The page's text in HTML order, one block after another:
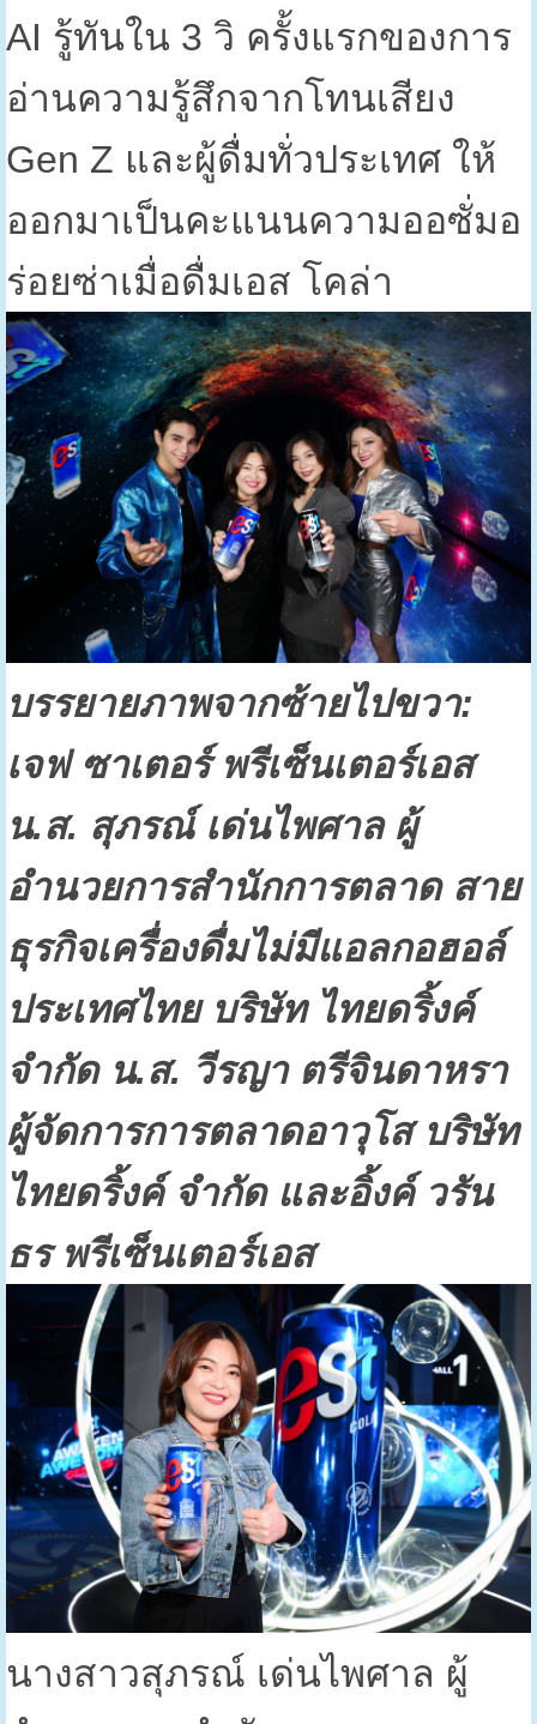
AI รู้ทันใน 3 วิ ครั้งแรกของการ
อ่านความรู้สึกจากโทนเสียง
Gen Z และผู้ดื่มทั่วประเทศ ให้
ออกมาเป็นคะแนนความออซั่มอ
ร่อยซ่าเมื่อดื่มเอส โคล่า
บรรยายภาพจากซ้ายไปขวา:
เจฟ ซาเตอร์ พรีเซ็นเตอร์เอส
น.ส. สุภรณ์ เด่นไพศาล ผู้
อำนวยการสำนักการตลาด สาย
ธุรกิจเครื่องดื่มไม่มีแอลกอฮอล์
ประเทศไทย บริษัท ไทยดริ้งค์
จำกัด น.ส. วีรญา ตรีจินดาหรา
ผู้จัดการการตลาดอาวุโส บริษัท
ไทยดริ้งค์ จำกัด และอิ้งค์ วรัน
ธร พรีเซ็นเตอร์เอส
นางสาวสุภรณ์ เด่นไพศาล ผู้